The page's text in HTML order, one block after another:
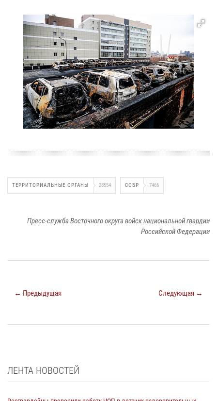
ТЕРРИТОРИАЛЬНЫЕ ОРГАНЫ 28554 СОБР 7466
Пресс-служба Восточного округа войск национальной гвардии
Российской Федерации
← Предыдущая Следующая →
ЛЕНТА НОВОСТЕЙ